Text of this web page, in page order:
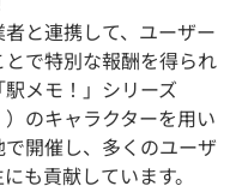
と連携して、ユーザー
で特別な報酬を得られ
メモ！」シリーズ
）のキャラクターを用い
開催し、多くのユーザ
も貢献しています。